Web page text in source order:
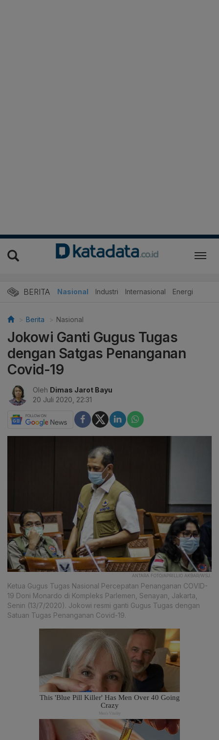
BERITA Nasional Industri Internasional Energi
Berita Nasional
Jokowi Ganti Gugus Tugas
dengan Satgas Penanganan
Covid-19
Oleh Dimas Jarot Bayu
20 Juli 2020, 22:31
ANTARA FOTO/APRILLIO AKBAR/WSJ.
Ketua Gugus Tugas Nasional Percepatan Penanganan COVID-
19 Doni Monardo di Kompleks Parlemen, Senayan, Jakarta,
Senin (13/7/2020). Jokowi resmi ganti Gugus Tugas dengan
Satuan Tugas Penanganan Covid-19.